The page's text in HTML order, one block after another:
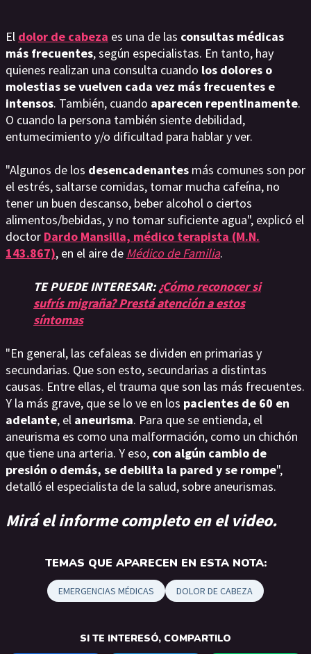
El dolor de cabeza es una de las consultas médicas
más frecuentes, según especialistas. En tanto, hay
quienes realizan una consulta cuando los dolores o
molestias se vuelven cada vez más frecuentes e
intensos. También, cuando aparecen repentinamente.
O cuando la persona también siente debilidad,
entumecimiento y/o dificultad para hablar y ver.
"Algunos de los desencadenantes más comunes son por
el estrés, saltarse comidas, tomar mucha cafeína, no
tener un buen descanso, beber alcohol o ciertos
alimentos/bebidas, y no tomar suficiente agua", explicó el
doctor Dardo Mansilla, médico terapista (M.N.
143.867), en el aire de Médico de Familia.
TE PUEDE INTERESAR:¿Cómo reconocer si
sufrís migraña? Prestá atención a estos
síntomas
"En general, las cefaleas se dividen en primarias y
secundarias. Que son esto, secundarias a distintas
causas. Entre ellas, el trauma que son las más frecuentes.
Y la más grave, que se lo ve en los pacientes de 60 en
adelante, el aneurisma. Para que se entienda, el
aneurisma es como una malformación, como un chichón
que tiene una arteria. Y eso, con algún cambio de
presión o demás, se debilita la pared y se rompe",
detalló el especialista de la salud, sobre aneurismas.
Mirá el informe completo en el video.
TEMAS QUE APARECEN EN ESTA NOTA:
EMERGENCIAS MÉDICAS DOLOR DE CABEZA
SI TE INTERESÓ, COMPARTILO